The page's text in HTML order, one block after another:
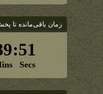
زمان باقی‌مانده تا